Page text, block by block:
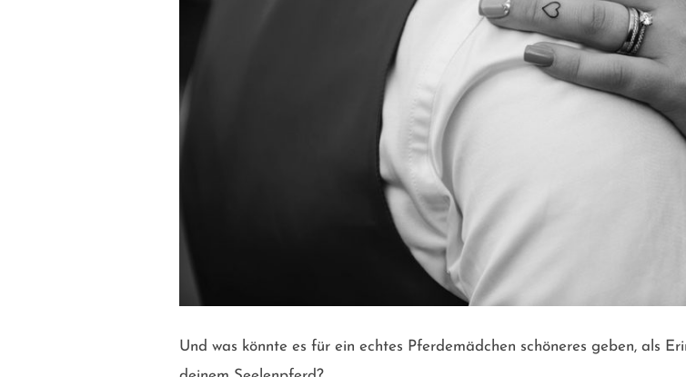
Und was könnte es für ein echtes Pferdemädchen schöneres geben, als